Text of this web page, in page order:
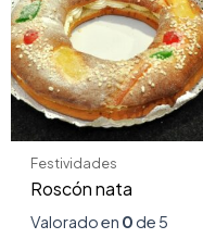
Festividades
Roscón nata
Valorado en 0de 5